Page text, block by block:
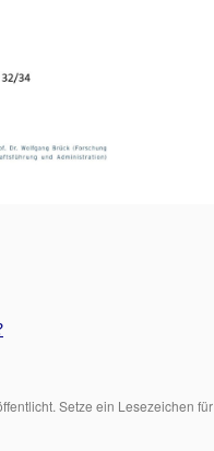
Setze ein Lesezeichen für